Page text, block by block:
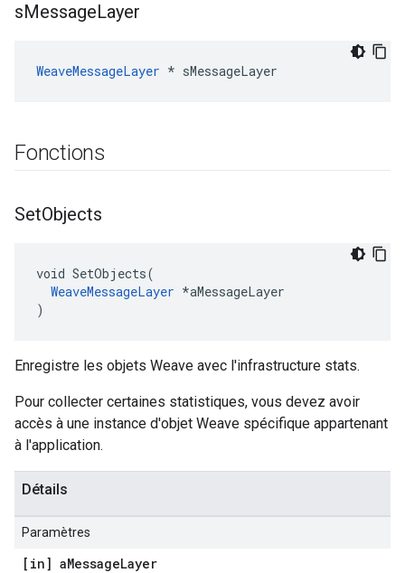
sMessageLayer
WeaveMessageLayer * sMessageLayer
Fonctions
SetObjects
void SetObjects(
WeaveMessageLayer *aMessageLayer
)
Enregistre les objets Weave avec l'infrastructure stats.
Pour collecter certaines statistiques, vous devez avoir
accès à une instance d'objet Weave spécifique appartenant
à l'application.
Détails
Paramètres
[in] aMessageLayer